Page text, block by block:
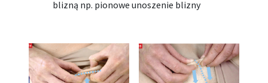
blizną np. pionowe unoszenie blizny